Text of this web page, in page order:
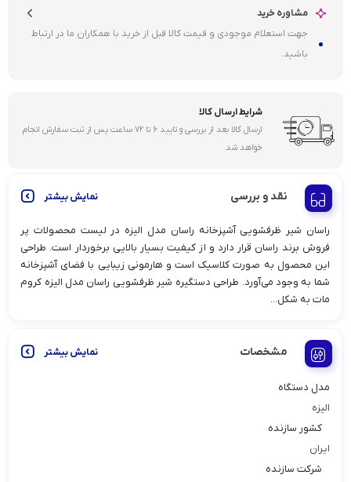
مشاوره خرید
جهت استعلام موجودی و قیمت کالا قبل از خرید با همکاران ما در ارتباط
باشید.
شرایط ارسال کالا
ارسال کالا بعد از بررسی و تایید ۶ تا ۷۲ ساعت پس از ثبت سفارش انجام
خواهد شد
نقد و بررسی نمایش بیشتر
راسان شیر ظرفشویی آشپزخانه راسان مدل الیزه در لیست محصولات پر
فروش برند راسان قرار دارد و از کیفیت بسیار بالایی برخوردار است. طراحی
این محصول به صورت کلاسیک است و هارمونی زیبایی با فضای آشپزخانه
شما به وجود می‌آورد. طراحی دستگیره شیر ظرفشویی راسان مدل الیزه کروم
مات به شکل...
مشخصات نمایش بیشتر
مدل دستگاه
الیزه
کشور سازنده
ایران
شرکت سازنده